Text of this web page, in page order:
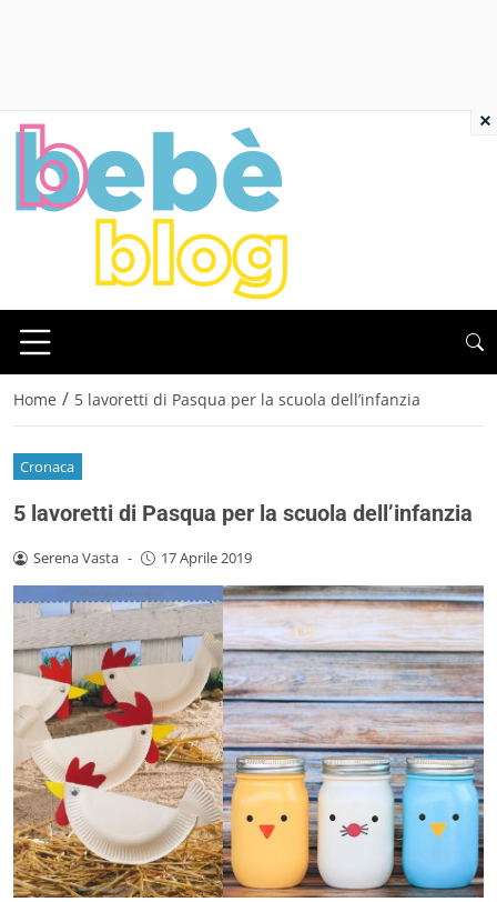
Home / 5 lavoretti di Pasqua per la scuola dell’infanzia
Cronaca
5 lavoretti di Pasqua per la scuola dell’infanzia
Serena Vasta - 17 Aprile 2019
×